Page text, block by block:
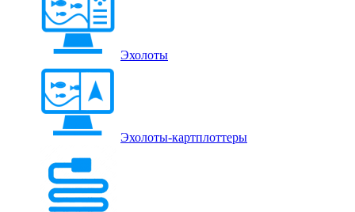
Эхолоты
Эхолоты-картплоттеры